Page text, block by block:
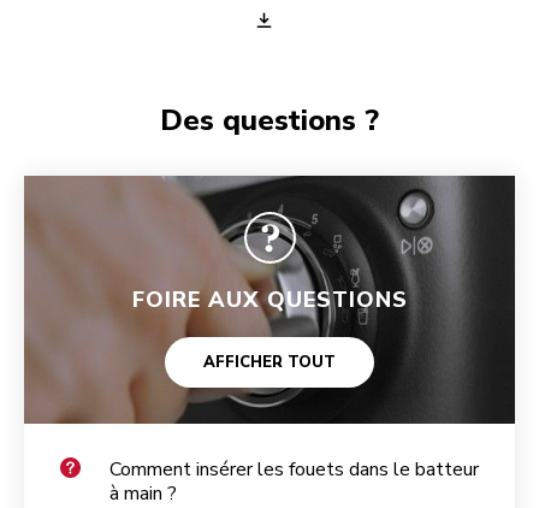
Des questions ?
FOIRE AUX QUESTIONS
AFFICHER TOUT
Comment insérer les fouets dans le batteur
à main ?